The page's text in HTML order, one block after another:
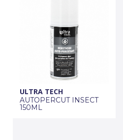
ULTRA TECH
AUTOPERCUT INSECT
150ML